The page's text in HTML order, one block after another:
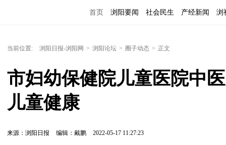
首页 浏阳要闻 社会民生 产经新闻 浏
当前位置: 浏阳日报-浏阳网 > 浏阳论坛 > 圈子动态 > 正文
市妇幼保健院儿童医院中
儿童健康
来源：浏阳日报 编辑：戴鹏 2022-05-17 11:27:23